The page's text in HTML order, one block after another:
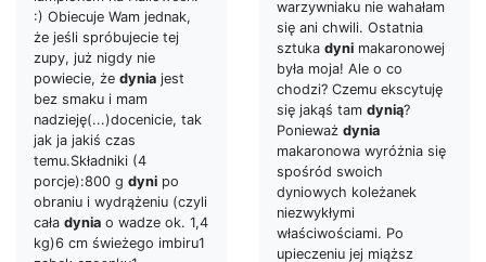
warzywniaku nie wahałam
się ani chwili. Ostatnia
sztuka dyni makaronowej
była moja! Ale o co
chodzi? Czemu ekscytuję
się jakąś tam dynią?
Ponieważ dynia
makaronowa wyróżnia się
spośród swoich
dyniowych koleżanek
niezwykłymi
właściwościami. Po
upieczeniu jej miąższ
:) Obiecuje Wam jednak,
że jeśli spróbujecie tej
zupy, już nigdy nie
powiecie, że dynia jest
bez smaku i mam
nadzieję(...)docenicie, tak
jak ja jakiś czas
temu.Składniki (4
porcje):800 g dyni po
obraniu i wydrążeniu (czyli
cała dynia o wadze ok. 1,4
kg)6 cm świeżego imbiru1